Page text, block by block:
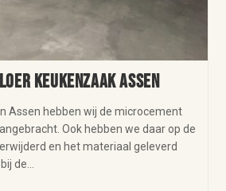
keukenzaak Assen
Assen hebben wij de microcement
Ook hebben we daar op de
en het materiaal geleverd
de…